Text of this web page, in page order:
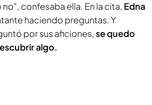
confesaba ella. En la cita, Edna
haciendo preguntas. Y
por sus aficiones, se quedo
algo.